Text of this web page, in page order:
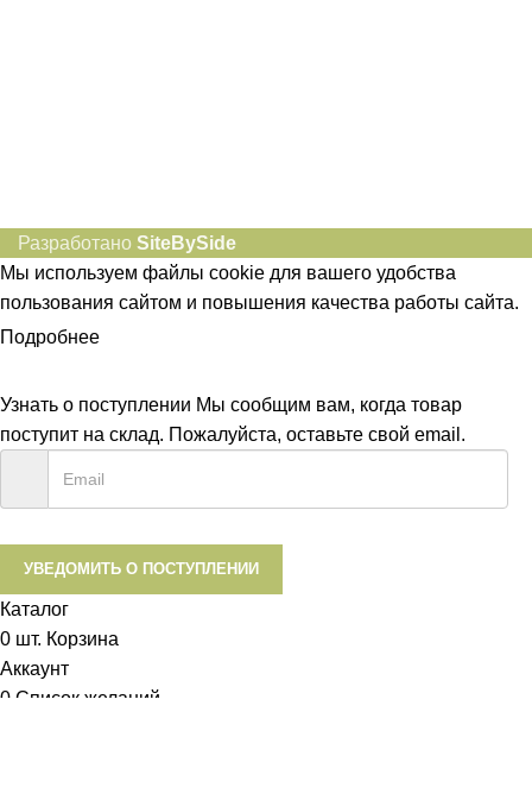
Разработано SiteBySide
Мы используем файлы cookie для вашего удобства
пользования сайтом и повышения качества работы сайта.
Подробнее
Узнать о поступлении Мы сообщим вам, когда товар
поступит на склад. Пожалуйста, оставьте свой email.
УВЕДОМИТЬ О ПОСТУПЛЕНИИ
Каталог
0 шт. Корзина
Аккаунт
0 Список желаний